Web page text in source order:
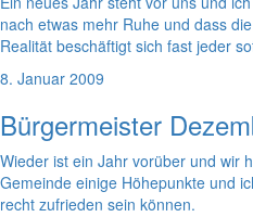
nach etwas mehr Ruhe und dass
Realität beschäftigt sich fast jeder
8. Januar 2009
Bürgermeister
Wieder ist ein Jahr vorüber und wir
Gemeinde einige Höhepunkte und
recht zufrieden sein können.